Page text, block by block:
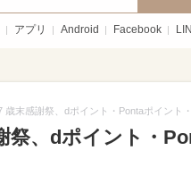
アプリ Android Facebook
歳末感謝祭、dポイント・Pontaポイント
祭、dポイント・